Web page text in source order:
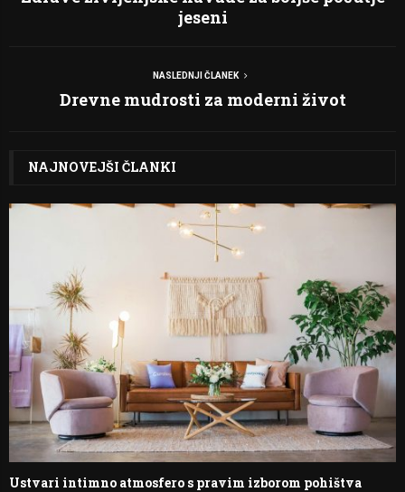
jeseni
NASLEDNJI ČLANEK
Drevne mudrosti za moderni život
NAJNOVEJŠI ČLANKI
Ustvari intimno atmosfero s pravim izborom pohištva